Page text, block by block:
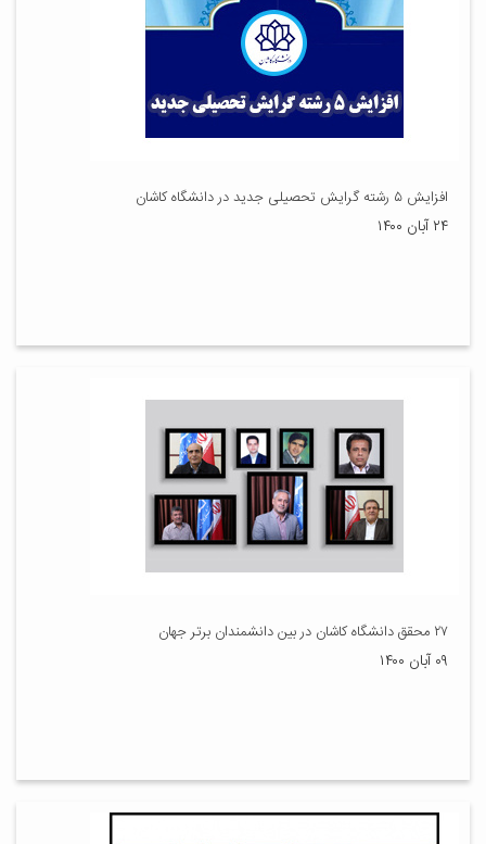
افزایش ۵ رشته گرایش تحصیلی جدید در دانشگاه کاشان
۲۴ آبان ۱۴۰۰
۲۷ محقق دانشگاه کاشان در بین دانشمندان برتر جهان
۰۹ آبان ۱۴۰۰